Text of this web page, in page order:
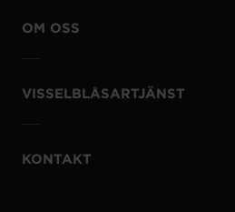
OM OSS
VISSELBLÅSARTJÄNST
KONTAKT